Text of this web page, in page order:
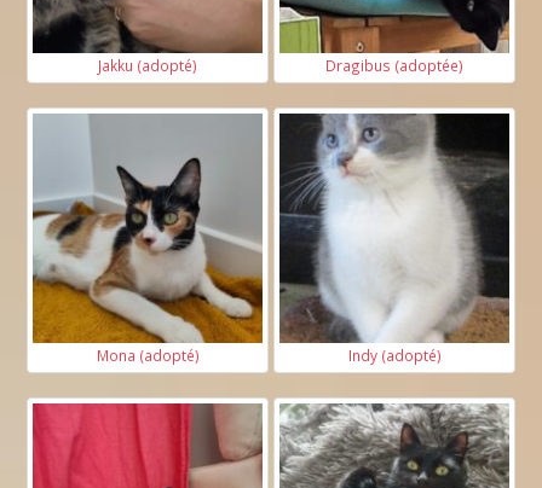
Jakku (adopté) Dragibus (adoptée)
Mona (adopté) Indy (adopté)